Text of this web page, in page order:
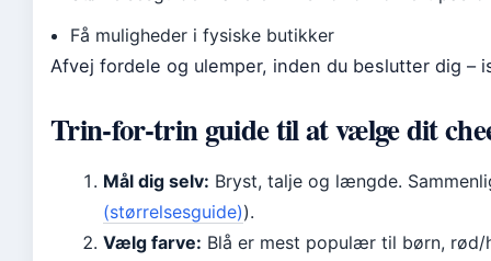
Få muligheder i fysiske butikker
Afvej fordele og ulemper, inden du beslutter dig
Trin-for-trin guide til at vælge dit
Mål dig selv: Bryst, talje og længde.
(størrelsesguide)).
Vælg farve: Blå er mest populær til børn,